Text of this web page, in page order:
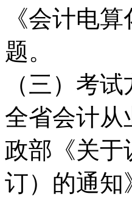
《会计电
题。
（三）考
全省会计从
政部《关于
订）的通知